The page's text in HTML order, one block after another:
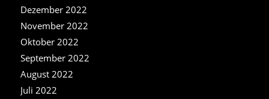
Dezember 2022
November 2022
Oktober 2022
September 2022
August 2022
Juli 2022